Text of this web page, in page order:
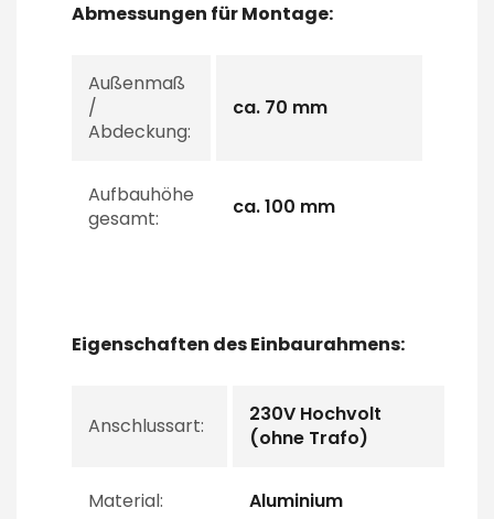
Abmessungen für Montage:
Außenmaß
/
Abdeckung:
ca. 70 mm
Aufbauhöhe
gesamt:
ca. 100 mm
Eigenschaften des Einbaurahmens:
Anschlussart:
230V Hochvolt
(ohne Trafo)
Material: Aluminium